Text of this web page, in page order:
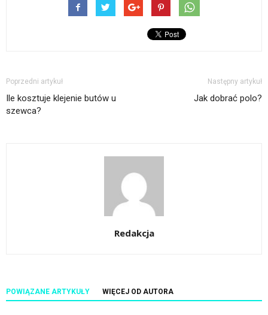
Poprzedni artykuł
Ile kosztuje klejenie butów u
szewca?
Następny artykuł
Jak dobrać polo?
Redakcja
POWIĄZANE ARTYKUŁY WIĘCEJ OD AUTORA